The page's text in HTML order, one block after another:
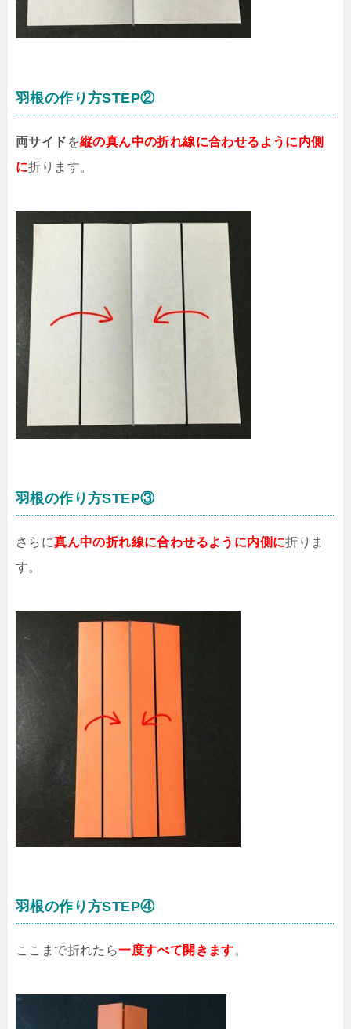
羽根の作り方STEP②
両サイド を縦の真ん中の折れ線に合わせるように内側
に折ります。
羽根の作り方STEP③
さらに真ん中の折れ線に合わせるように内側に折りま
す。
羽根の作り方STEP④
ここまで折れたら一度すべて開きます。